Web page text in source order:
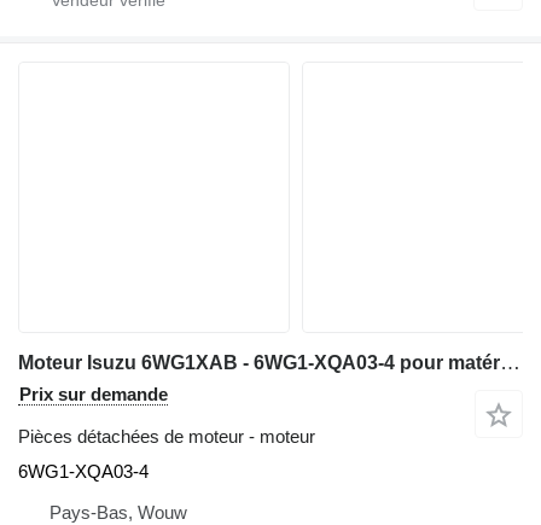
Moteur Isuzu 6WG1XAB - 6WG1-XQA03-4 pour matériel de TP Hitachi ZX600 ZX650H ZX600LC
Prix sur demande
Pièces détachées de moteur - moteur
6WG1-XQA03-4
Pays-Bas, Wouw